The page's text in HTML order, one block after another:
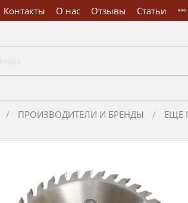
Контакты О нас Отзывы Статьи
ПРОИЗВОДИТЕЛИ И БРЕНДЫ ЕЩЕ